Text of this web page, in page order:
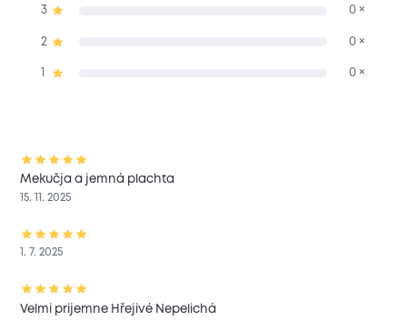
3 0 ×
2 0 ×
0 ×
Mekučja a jemná plachta
15. 11. 2025
1. 7. 2025
Velmi prijemne Hřejivé Nepelichá